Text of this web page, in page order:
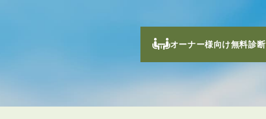
オーナー様向け無料診断